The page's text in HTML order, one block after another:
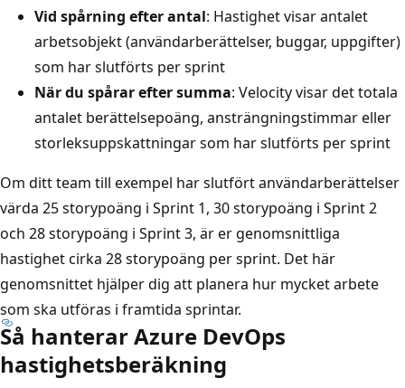
Vid spårning efter antal: Hastighet visar antalet
arbetsobjekt (användarberättelser, buggar, uppgifter)
som har slutförts per sprint
När du spårar efter summa: Velocity visar det totala
antalet berättelsepoäng, ansträngningstimmar eller
storleksuppskattningar som har slutförts per sprint
Om ditt team till exempel har slutfört användarberättelser
värda 25 storypoäng i Sprint 1, 30 storypoäng i Sprint 2
och 28 storypoäng i Sprint 3, är er genomsnittliga
hastighet cirka 28 storypoäng per sprint. Det här
genomsnittet hjälper dig att planera hur mycket arbete
som ska utföras i framtida sprintar.
Så hanterar Azure DevOps
hastighetsberäkning